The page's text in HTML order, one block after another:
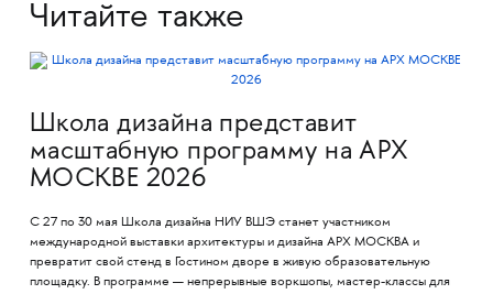
Читайте также
Школа дизайна представит
масштабную программу на АРХ
МОСКВЕ 2026
С 27 по 30 мая Школа дизайна НИУ ВШЭ станет участником
международной выставки архитектуры и дизайна АРХ МОСКВА и
превратит свой стенд в Гостином дворе в живую образовательную
площадку. В программе — непрерывные воркшопы, мастер-классы для